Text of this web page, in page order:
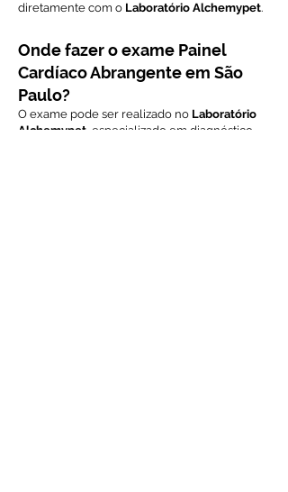
diretamente com o Laboratório Alchemypet.
Onde fazer o exame Painel
Cardíaco Abrangente em São
Paulo?
O exame pode ser realizado no Laboratório
Alchemypet , especializado em diagnóstico